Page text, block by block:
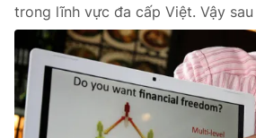
trong lĩnh vực đa cấp Việt. Vậy